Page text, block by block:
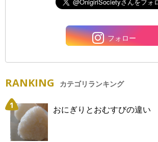
フォロー
RANKING カテゴリランキング
おにぎりとおむすびの違い